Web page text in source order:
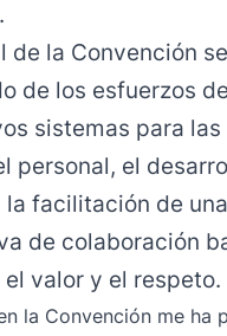
de la Convención
de los esfuerzos
sistemas para
personal, el
la facilitación de
de colaboración
valor y el respeto.
la Convención me ha